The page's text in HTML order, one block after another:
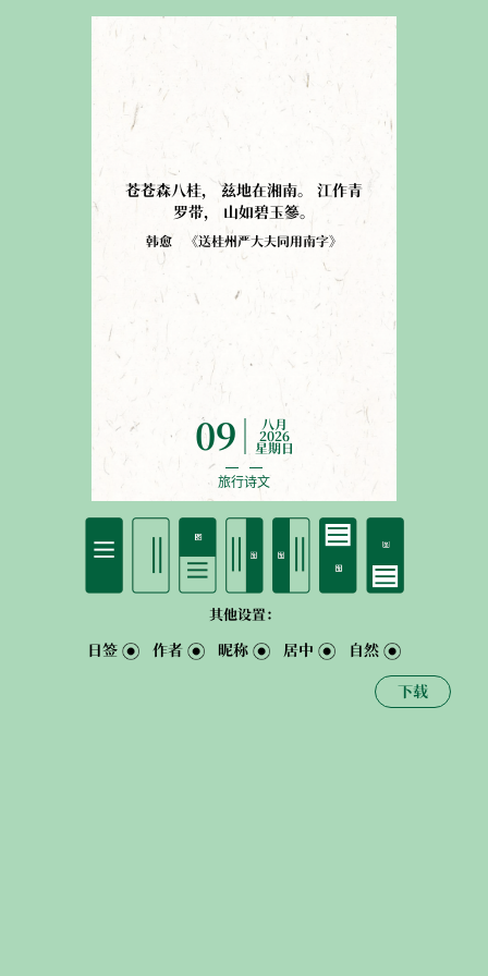
苍苍森八桂， 兹地在湘南。
江作青
罗带， 山如碧玉篸。
韩愈 《送桂州严大夫同用南字》
09
八月
2026
星期日
旅行诗文
其他设置：
日签 作者 昵称 居中 自然
下载